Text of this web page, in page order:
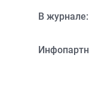
В журнале: